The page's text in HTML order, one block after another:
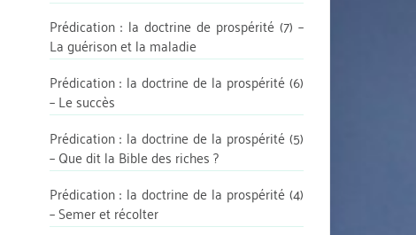
Prédication : la doctrine de prospérité (7) –
La guérison et la maladie
Prédication : la doctrine de la prospérité (6)
– Le succès
Prédication : la doctrine de la prospérité (5)
– Que dit la Bible des riches ?
Prédication : la doctrine de la prospérité (4)
– Semer et récolter